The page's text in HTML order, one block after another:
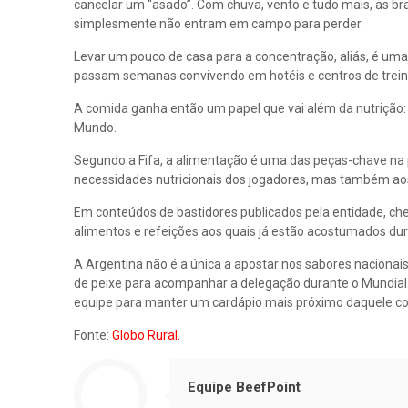
cancelar um “asado”. Com chuva, vento e tudo mais, as
simplesmente não entram em campo para perder.
Levar um pouco de casa para a concentração, aliás, é
passam semanas convivendo em hotéis e centros de
A comida ganha então um papel que vai além da
Mundo.
Segundo a Fifa, a alimentação é uma das peças-chave
necessidades nutricionais dos jogadores, mas também
Em conteúdos de bastidores publicados pela entidade,
alimentos e refeições aos quais já estão acostumados
A Argentina não é a única a apostar nos sabores
de peixe para acompanhar a delegação durante o
equipe para manter um cardápio mais próximo daquele
Fonte:Globo Rural.
Equipe BeefPoint